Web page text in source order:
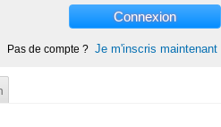
Connexion
Pas de compte ? Je m'inscris maintenant